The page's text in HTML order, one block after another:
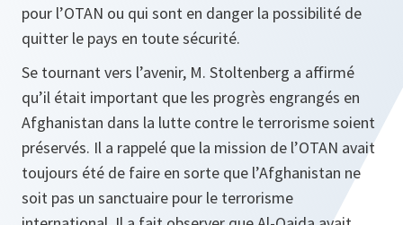
pour l’OTAN ou qui sont en danger la possibilité de
quitter le pays en toute sécurité.
Se tournant vers l’avenir, M. Stoltenberg a affirmé
qu’il était important que les progrès engrangés en
Afghanistan dans la lutte contre le terrorisme soient
préservés. Il a rappelé que la mission de l’OTAN avait
toujours été de faire en sorte que l’Afghanistan ne
soit pas un sanctuaire pour le terrorisme